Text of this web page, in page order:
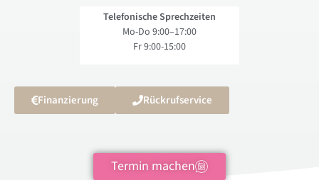
Telefonische Sprechzeiten
Mo-Do 9:00–17:00
Fr 9:00-15:00
Finanzierung Rückrufservice
Termin machen